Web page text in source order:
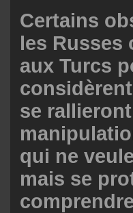
Certains
les Russes
aux Turcs
se
qui ne
mais se